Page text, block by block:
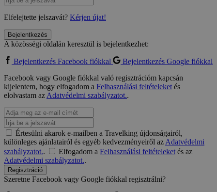
Elfelejtette jelszavát? Kérjen újat!
Bejelentkezés
A közösségi oldalán keresztül is bejelentkezhet:
Bejelentkezés Facebook fiókkal
Bejelentkezés Google fiókkal
Facebook vagy Google fiókkal való regisztrációm kapcsán
kijelentem, hogy elfogadom a Felhasználási feltételeketés
elolvastam azAdatvédelmi szabályzatot..
Értesülni akarok e-mailben a Travelking újdonságairól,
különleges ajánlatairól és egyéb kedvezményeiről azAdatvédelmi
szabályzatot.. Elfogadom a Felhasználási feltételeketés az
Adatvédelmi szabályzatot..
Regisztráció
Szeretne Facebook vagy Google fiókkal regisztrálni?